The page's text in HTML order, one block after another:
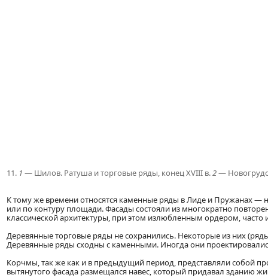
11. 1 — Шилов. Ратуша и торговые ряды, конец XVIII в.2—
К тому же времени относятся каменные ряды в Лиде и Пружанах —
или по контуру площади. Фасады состояли из многократно
классической архитектуры, при этом излюбленным ордером,
Деревянные торговые ряды не сохранились. Некоторые из них
Деревянные ряды сходны с каменными. Иногда они
Корчмы, так же как и в предыдущий период, представляли собой
вытянутого фасада размещался навес, который придавал зданию